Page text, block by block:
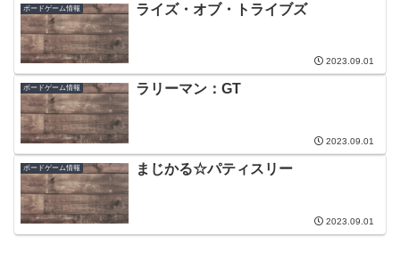
ボードゲーム情報 ライズ・オブ・トライブズ
2023.09.01
ボードゲーム情報 ラリーマン：GT
2023.09.01
ボードゲーム情報 まじかる☆パティスリー
2023.09.01